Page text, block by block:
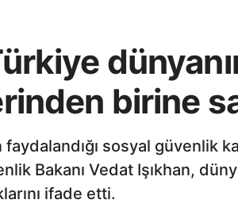
birine
sosyal güvenlik
Bakanı Vedat Işıkhan,
ifade etti.